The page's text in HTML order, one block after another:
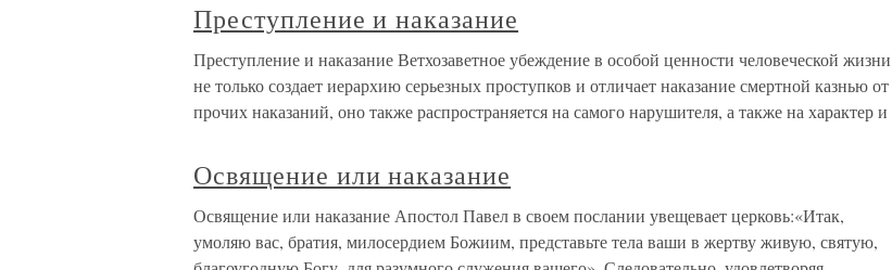
Преступление и наказание
Преступление и наказание Ветхозаветное убеждение в особой ценности человеческой жизни
не только создает иерархию серьезных проступков и отличает наказание смертной казнью от
прочих наказаний, оно также распространяется на самого нарушителя, а также на характер и
Освящение или наказание
Освящение или наказание Апостол Павел в своем послании увещевает церковь:«Итак,
умоляю вас, братия, милосердием Божиим, представьте тела ваши в жертву живую, святую,